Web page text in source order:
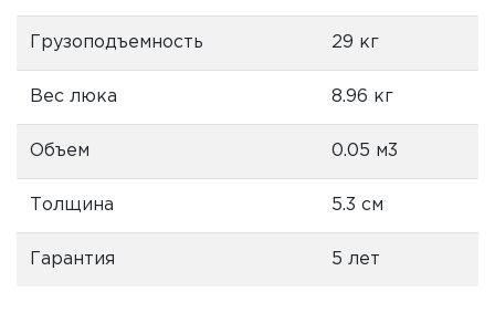
Грузоподъемность 29 кг
Вес люка 8.96 кг
Объем 0.05 м3
Толщина 5.3 см
Гарантия 5 лет